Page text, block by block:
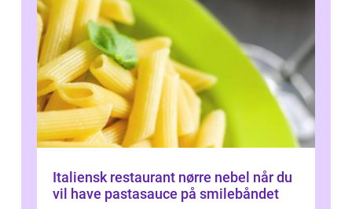
Italiensk restaurant nørre nebel når du
vil have pastasauce på smilebåndet